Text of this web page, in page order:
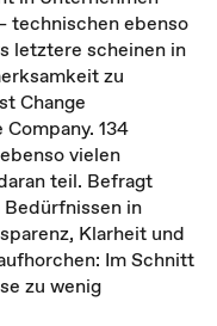
technischen ebenso
letztere scheinen in
zu
Change
134
vielen
teil. Befragt
Bedürfnissen in
Klarheit und
Im Schnitt
zu wenig